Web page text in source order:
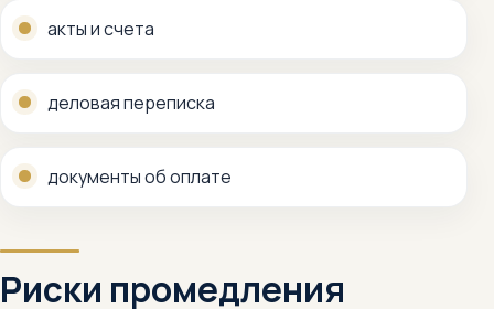
акты и счета
деловая переписка
документы об оплате
Риски промедления